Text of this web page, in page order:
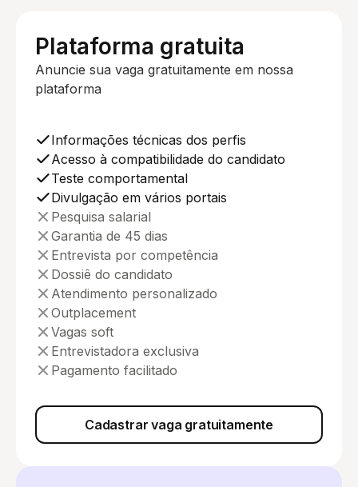
Plataforma gratuita
Anuncie sua vaga gratuitamente em nossa
plataforma
Informações técnicas dos perfis
Acesso à compatibilidade do candidato
Teste comportamental
Divulgação em vários portais
Pesquisa salarial
Garantia de 45 dias
Entrevista por competência
Dossiê do candidato
Atendimento personalizado
Outplacement
Vagas soft
Entrevistadora exclusiva
Pagamento facilitado
Cadastrar vaga gratuitamente